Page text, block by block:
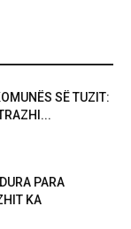
SË TUZIT:
PARA
KA